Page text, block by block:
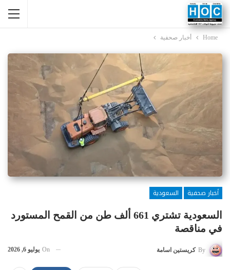
Home أخبار صحفية
أخبار صحفية
السعودية
السعودية تشتري 661 ألف طن من القمح المستورد
في مناقصة
By كريستين اسامة On يوليو 6, 2026